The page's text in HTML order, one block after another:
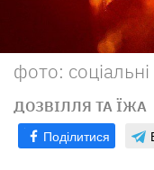
фото:
ДОЗВІЛЛЯ ТА ЇЖА
Поділитися